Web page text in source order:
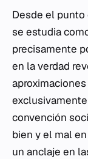
Desde el
se estudia
precisamente
en la verdad
convención
bien y el mal
un anclaje en